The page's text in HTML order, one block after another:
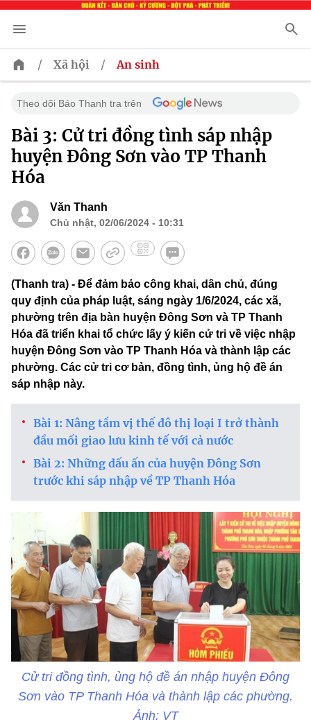
/ Xã hội / An sinh
Theo dõi Báo Thanh tra trên
Bài 3: Cử tri đồng tình sáp nhập
huyện Đông Sơn vào TP Thanh
Hóa
Văn Thanh
Chủ nhật, 02/06/2024 - 10:31
(Thanh tra) - Để đảm bảo công khai, dân chủ, đúng
quy định của pháp luật, sáng ngày 1/6/2024, các xã,
phường trên địa bàn huyện Đông Sơn và TP Thanh
Hóa đã triển khai tổ chức lấy ý kiến cử tri về việc nhập
huyện Đông Sơn vào TP Thanh Hóa và thành lập các
phường. Các cử tri cơ bản, đồng tình, ủng hộ đề án
sáp nhập này.
Bài 1: Nâng tầm vị thế đô thị loại I trở thành
đầu mối giao lưu kinh tế với cả nước
Bài 2: Những dấu ấn của huyện Đông Sơn
trước khi sáp nhập về TP Thanh Hóa
Cử tri đồng tình, ủng hộ đề án nhập huyện Đông
Sơn vào TP Thanh Hóa và thành lập các phường.
Ảnh: VT